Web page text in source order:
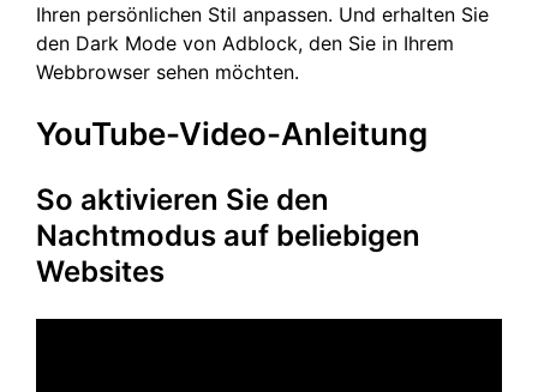
Ihren persönlichen Stil anpassen. Und erhalten Sie
den Dark Mode von Adblock, den Sie in Ihrem
Webbrowser sehen möchten.
YouTube-Video-Anleitung
So aktivieren Sie den
Nachtmodus auf beliebigen
Websites